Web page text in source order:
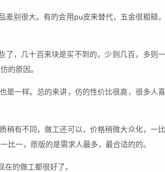
别很大。有的会用pu皮来替代，五金很粗糙，
了，几十百来块是买不到的，少则几百，多则一
的原因。
是一样。总的来讲，仿的性价比很高，很多人喜
稍有不同，做工还可以，价格稍微大众化，一比
比一，原版的是需求人最多，最合适的的。
的做工都很好了。